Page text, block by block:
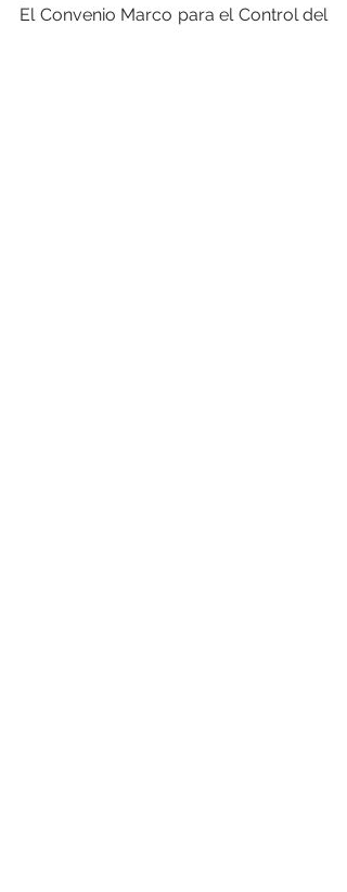
El Convenio Marco para el Control del